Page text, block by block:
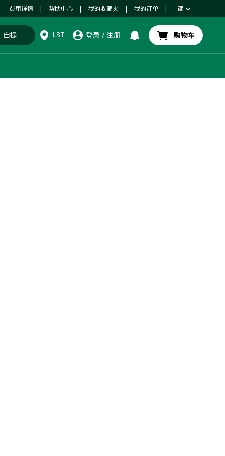
费用详情 | 帮助中心 | 我的收藏夹 | 我的订单 | 简
自提 L3T 登录 / 注册 购物车